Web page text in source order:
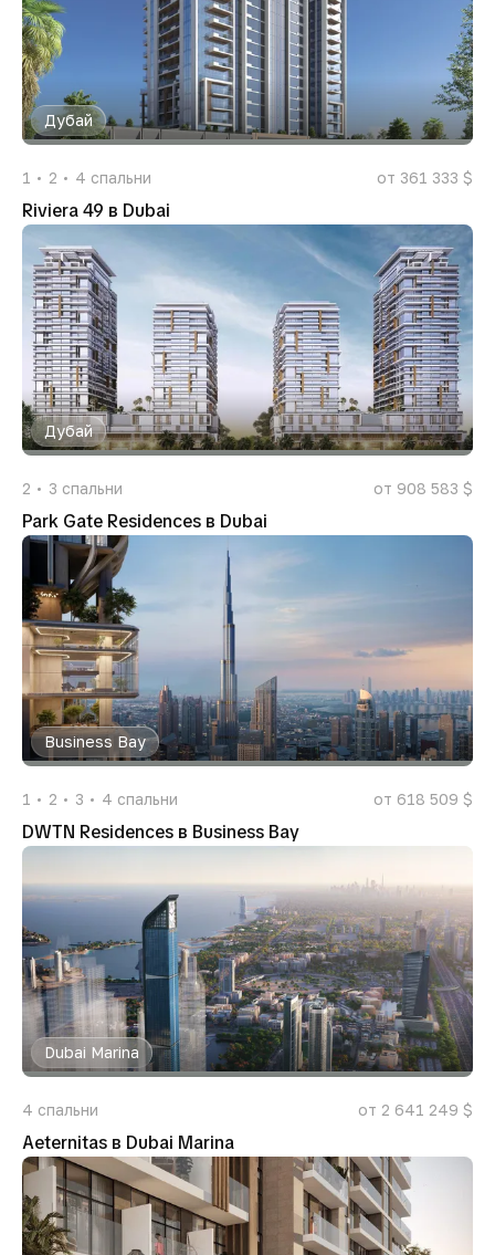
Дубай
1 2 4 спальни от 361 333 $
Riviera 49 в Dubai
Дубай
2 3 спальни от 908 583 $
Park Gate Residences в Dubai
Business Bay
1 2 3 4 спальни от 618 509 $
DWTN Residences в Business Bay
Dubai Marina
4 спальни от 2 641 249 $
Aeternitas в Dubai Marina